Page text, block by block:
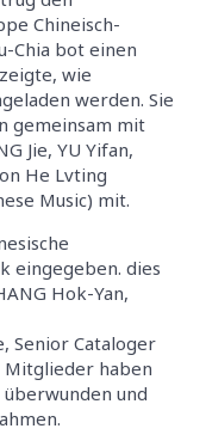
Chineisch-
Chia bot einen
wie
werden. Sie
gemeinsam mit
Jie, YU Yifan,
He Lvting
Music) mit.
eingegeben. dies
Hok-Yan,
Senior Cataloger
Mitglieder haben
und